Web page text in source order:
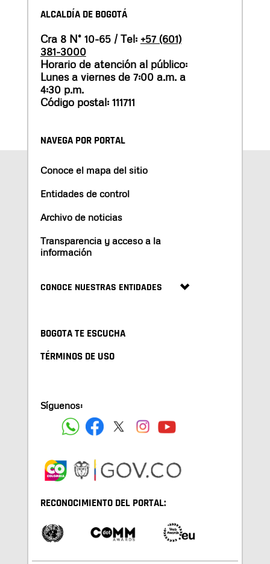
ALCALDÍA DE BOGOTÁ
Cra 8 N° 10-65 / Tel: +57 (601)
381-3000
Horario de atención al público:
Lunes a viernes de 7:00 a.m. a
4:30 p.m.
Código postal: 111711
NAVEGA POR PORTAL
Conoce el mapa del sitio
Entidades de control
Archivo de noticias
Transparencia y acceso a la
información
CONOCE NUESTRAS ENTIDADES
BOGOTA TE ESCUCHA
TÉRMINOS DE USO
Síguenos:
RECONOCIMIENTO DEL PORTAL: